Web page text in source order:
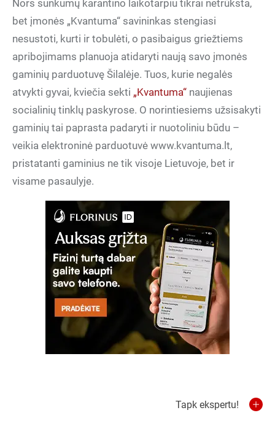
Nors sunkumų karantino laikotarpiu tikrai netrūksta,
bet įmonės „Kvantuma“ savininkas stengiasi
nesustoti, kurti ir tobulėti, o pasibaigus griežtiems
apribojimams planuoja atidaryti naują savo įmonės
gaminių parduotuvę Šilalėje. Tuos, kurie negalės
atvykti gyvai, kviečia sekti „Kvantuma“ naujienas
socialinių tinklų paskyrose. O norintiesiems užsisakyti
gaminių tai paprasta padaryti ir nuotoliniu būdu –
veikia elektroninė parduotuvė www.kvantuma.lt,
pristatanti gaminius ne tik visoje Lietuvoje, bet ir
visame pasaulyje.
Tapk ekspertu!